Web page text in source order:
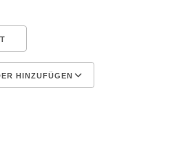
HINZUFÜGEN